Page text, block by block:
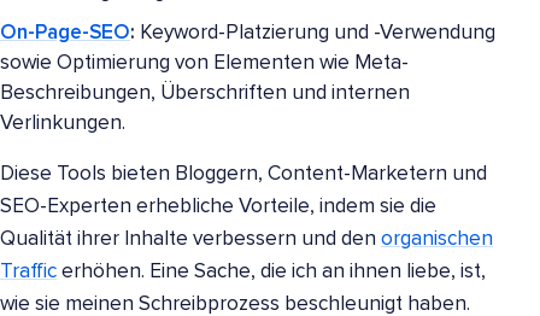
On-Page-SEO: Keyword-Platzierung und -Verwendung
sowie Optimierung von Elementen wie Meta-
Beschreibungen, Überschriften und internen
Verlinkungen.
Diese Tools bieten Bloggern, Content-Marketern und
SEO-Experten erhebliche Vorteile, indem sie die
Qualität ihrer Inhalte verbessern und den organischen
Traffic erhöhen. Eine Sache, die ich an ihnen liebe, ist,
wie sie meinen Schreibprozess beschleunigt haben.